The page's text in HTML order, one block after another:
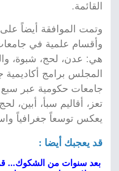
القائمة.
وتمت الموافقة أيضاً
وأقسام علمية في
هي: عدن، لحج، شبوة،
المجلس برامج
جامعات حكومية عبر
تعز، أقاليم سبأ، أبين،
يعكس توسعاً جغرافياً
قد يعجبك أيضا :
بعد سنوات من الشكوك...